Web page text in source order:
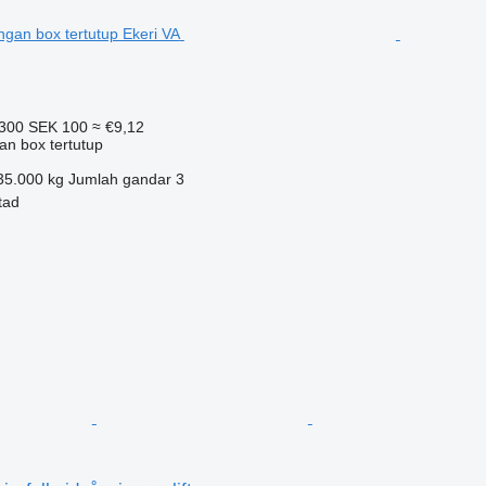
SEK 100 ≈ €9,12
box tertutup
kg Jumlah gandar 3